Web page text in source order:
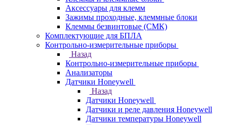
Аксессуары для клемм
Зажимы проходные, клеммные блоки
Клеммы безвинтовые (СМК)
Комплектующие для БПЛА
Контрольно-измерительные приборы
Назад
Контрольно-измерительные приборы
Анализаторы
Датчики Honeywell
Назад
Датчики Honeywell
Датчики и реле давления Honeywell
Датчики температуры Honeywell